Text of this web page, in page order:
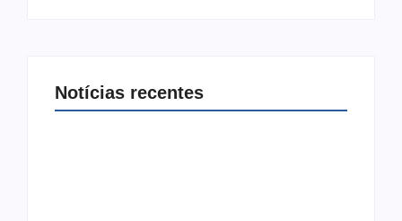
Notícias recentes